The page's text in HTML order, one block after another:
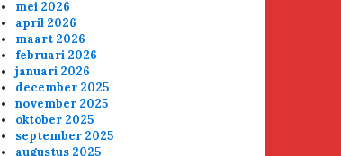
mei 2026
april 2026
maart 2026
februari 2026
januari 2026
december 2025
november 2025
oktober 2025
september 2025
augustus 2025